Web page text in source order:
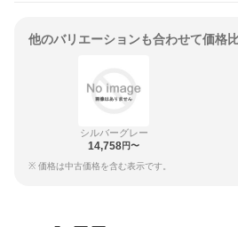
他のバリエーションも合わせて価格
シルバーグレー
14,758円〜
※ 価格は中古価格を含む表示です。